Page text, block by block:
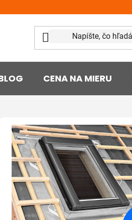
CENA NA MIERU